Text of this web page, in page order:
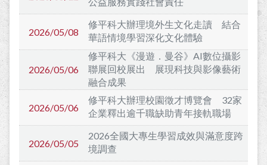
2026/05/08
修平科大辦理境外生文化走讀 結合
華語情境學習深化文化體驗
2026/05/06
修平科大《漫遊．曼谷》AI數位攝影
聯展回校展出 展現科技與影像藝術
融合成果
2026/05/06
修平科大辦理校園徵才博覽會 32家
企業釋出逾千職缺助青年接軌職場
2026/05/05
2026全國大專生學習成效與滿意度跨
境調查